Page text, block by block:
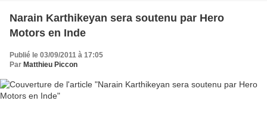
Narain Karthikeyan sera soutenu par Hero
Motors en Inde
Publié le 03/09/2011 à 17:05
Par Matthieu Piccon